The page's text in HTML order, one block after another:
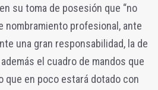
su toma de posesión que “no
nombramiento profesional, ante
una gran responsabilidad, la de
el cuadro de mandos que
que en poco estará dotado con